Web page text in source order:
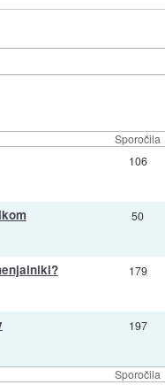
Sporočila
Sporočila
106
50
179
197